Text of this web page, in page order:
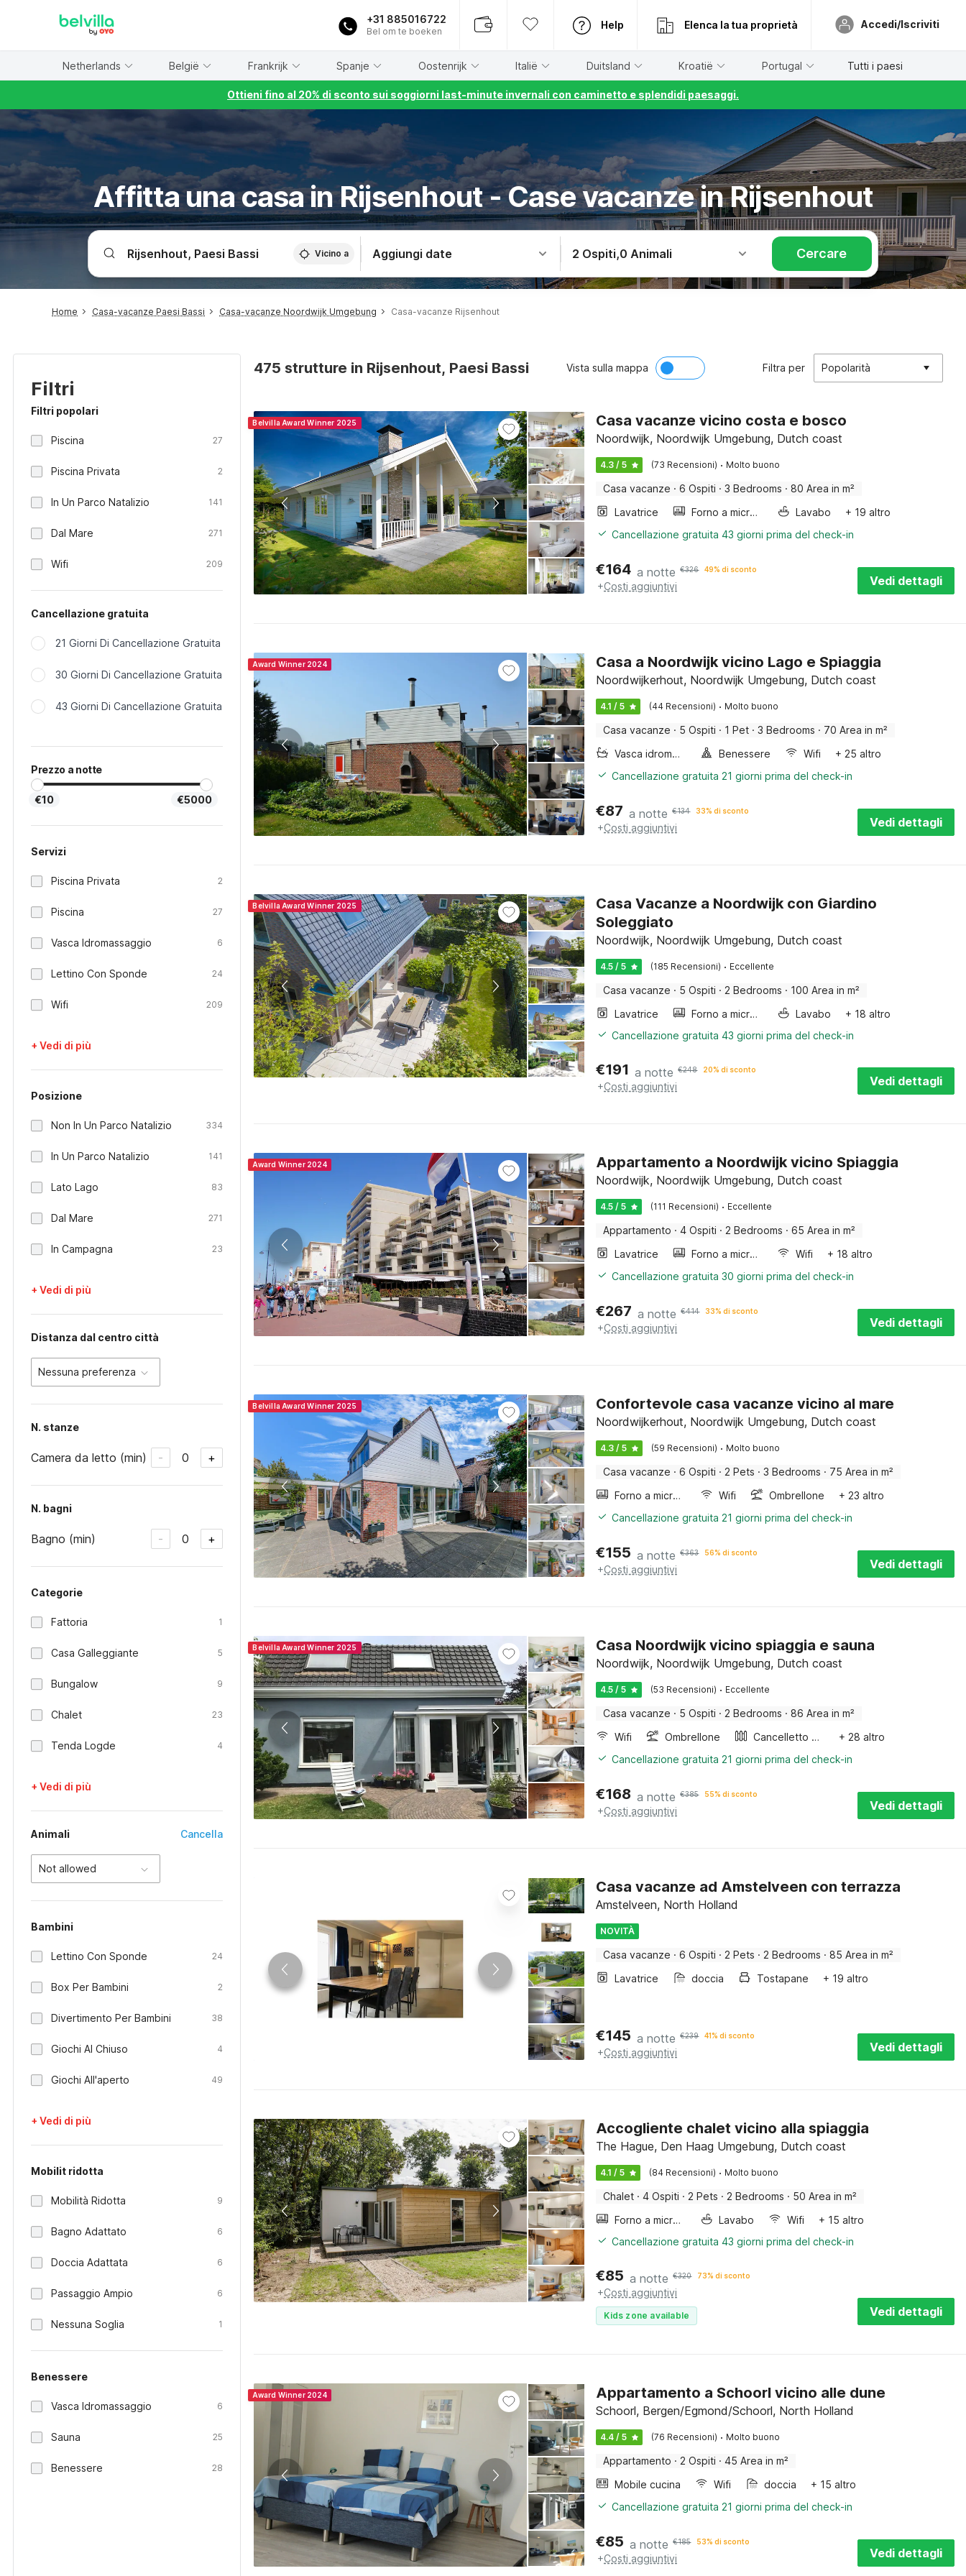
+31 885016722
Bel om te boeken
Help Elenca la tua proprietà Accedi/Iscriviti
Netherlands België Frankrijk Spanje Oostenrijk Italië Duitsland Kroatië Portugal Tutti i paesi
Ottieni fino al 20% di sconto sui soggiorni last-minute invernali con caminetto e splendidi paesaggi.
Affitta una casa in Rijsenhout - Case vacanze in Rijsenhout
Vicino a Aggiungi date 2 Ospiti,0 Animali Cercare
Home Casa-vacanze Paesi Bassi Casa-vacanze Noordwijk Umgebung Casa-vacanze Rijsenhout
Filtri
Filtri popolari
Piscina 27
Piscina Privata 2
In Un Parco Natalizio 141
Dal Mare 271
Wifi 209
Cancellazione gratuita
21 Giorni Di Cancellazione Gratuita
30 Giorni Di Cancellazione Gratuita
43 Giorni Di Cancellazione Gratuita
Prezzo a notte
€10 €5000
Servizi
Piscina Privata 2
Piscina 27
Vasca Idromassaggio 6
Lettino Con Sponde 24
Wifi 209
+ Vedi di più
Posizione
Non In Un Parco Natalizio 334
In Un Parco Natalizio 141
Lato Lago 83
Dal Mare 271
In Campagna 23
+ Vedi di più
Distanza dal centro città
Nessuna preferenza
N. stanze
Camera da letto (min) - 0 +
N. bagni
Bagno (min) - 0 +
Categorie
Fattoria 1
Casa Galleggiante 5
Bungalow 9
Chalet 23
Tenda Logde 4
+ Vedi di più
Animali Cancella
Not allowed
Bambini
Lettino Con Sponde 24
Box Per Bambini 2
Divertimento Per Bambini 38
Giochi Al Chiuso 4
Giochi All'aperto 49
+ Vedi di più
Mobilit ridotta
Mobilità Ridotta 9
Bagno Adattato 6
Doccia Adattata 6
Passaggio Ampio 6
Nessuna Soglia 1
Benessere
Vasca Idromassaggio 6
Sauna 25
Benessere 28
475 strutture in Rijsenhout, Paesi Bassi Vista sulla mappa Filtra per Popolarità
Belvilla Award Winner 2025 Casa vacanze vicino costa e bosco
Noordwijk, Noordwijk Umgebung, Dutch coast
4.3 / 5 (73 Recensioni) · Molto buono
Casa vacanze · 6 Ospiti · 3 Bedrooms · 80 Area in m²
Lavatrice
Forno a microonde combinato Lavabo
+ 19 altro
Cancellazione gratuita 43 giorni prima del check-in
€164 a notte €326 49% di sconto
+Costi aggiuntivi Vedi dettagli
Award Winner 2024 Casa a Noordwijk vicino Lago e Spiaggia
Noordwijkerhout, Noordwijk Umgebung, Dutch coast
4.1 / 5 (44 Recensioni) · Molto buono
Casa vacanze · 5 Ospiti · 1 Pet · 3 Bedrooms · 70 Area in m²
Vasca idromassaggio
Benessere Wifi
+ 25 altro
Cancellazione gratuita 21 giorni prima del check-in
€87 a notte €134 33% di sconto
+Costi aggiuntivi Vedi dettagli
Belvilla Award Winner 2025
Casa Vacanze a Noordwijk con Giardino
Soleggiato
Noordwijk, Noordwijk Umgebung, Dutch coast
4.5 / 5 (185 Recensioni) · Eccellente
Casa vacanze · 5 Ospiti · 2 Bedrooms · 100 Area in m²
Lavatrice
Forno a microonde combinato Lavabo
+ 18 altro
Cancellazione gratuita 43 giorni prima del check-in
€191 a notte €248 20% di sconto
+Costi aggiuntivi Vedi dettagli
Award Winner 2024 Appartamento a Noordwijk vicino Spiaggia
Noordwijk, Noordwijk Umgebung, Dutch coast
4.5 / 5 (111 Recensioni) · Eccellente
Appartamento · 4 Ospiti · 2 Bedrooms · 65 Area in m²
Lavatrice
Forno a microonde combinato Wifi
+ 18 altro
Cancellazione gratuita 30 giorni prima del check-in
€267 a notte €414 33% di sconto
+Costi aggiuntivi Vedi dettagli
Belvilla Award Winner 2025 Confortevole casa vacanze vicino al mare
Noordwijkerhout, Noordwijk Umgebung, Dutch coast
4.3 / 5 (59 Recensioni) · Molto buono
Casa vacanze · 6 Ospiti · 2 Pets · 3 Bedrooms · 75 Area in m²
Forno a microonde combinato
Wifi Ombrellone
+ 23 altro
Cancellazione gratuita 21 giorni prima del check-in
€155 a notte €363 56% di sconto
+Costi aggiuntivi Vedi dettagli
Belvilla Award Winner 2025 Casa Noordwijk vicino spiaggia e sauna
Noordwijk, Noordwijk Umgebung, Dutch coast
4.5 / 5 (53 Recensioni) · Eccellente
Casa vacanze · 5 Ospiti · 2 Bedrooms · 86 Area in m²
Wifi
Ombrellone Cancelletto per scale
+ 28 altro
Cancellazione gratuita 21 giorni prima del check-in
€168 a notte €385 55% di sconto
+Costi aggiuntivi Vedi dettagli
Casa vacanze ad Amstelveen con terrazza
Amstelveen, North Holland
NOVITÀ
Casa vacanze · 6 Ospiti · 2 Pets · 2 Bedrooms · 85 Area in m²
Lavatrice
doccia Tostapane + 19 altro
€145 a notte €239 41% di sconto
+Costi aggiuntivi Vedi dettagli
Accogliente chalet vicino alla spiaggia
The Hague, Den Haag Umgebung, Dutch coast
4.1 / 5 (84 Recensioni) · Molto buono
Chalet · 4 Ospiti · 2 Pets · 2 Bedrooms · 50 Area in m²
Forno a microonde combinato
Lavabo Wifi
+ 15 altro
Cancellazione gratuita 43 giorni prima del check-in
€85 a notte €320 73% di sconto
+Costi aggiuntivi
Kids zone available Vedi dettagli
Award Winner 2024 Appartamento a Schoorl vicino alle dune
Schoorl, Bergen/Egmond/Schoorl, North Holland
4.4 / 5 (76 Recensioni) · Molto buono
Appartamento · 2 Ospiti · 45 Area in m²
Mobile cucina
Wifi doccia
+ 15 altro
Cancellazione gratuita 21 giorni prima del check-in
€85 a notte €185 53% di sconto
+Costi aggiuntivi Vedi dettagli